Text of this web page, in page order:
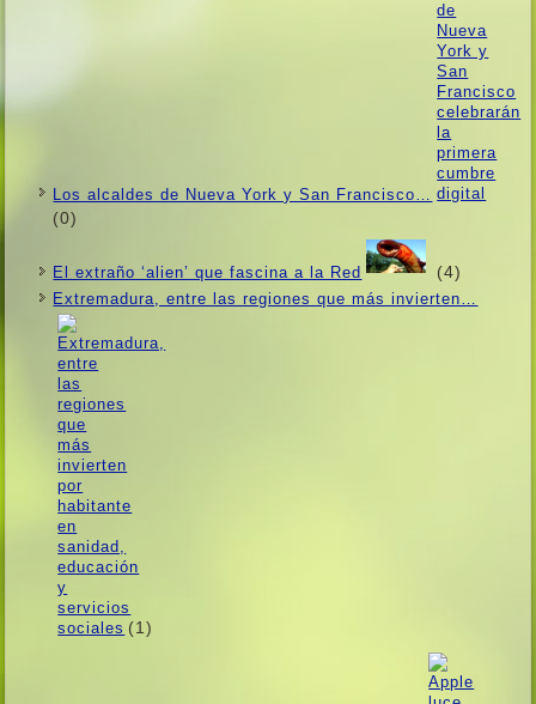
Los alcaldes de Nueva York y San Francisco…
(0)
El extraño ‘alien’ que fascina a la Red (4)
Extremadura, entre las regiones que más invierten…
(1)